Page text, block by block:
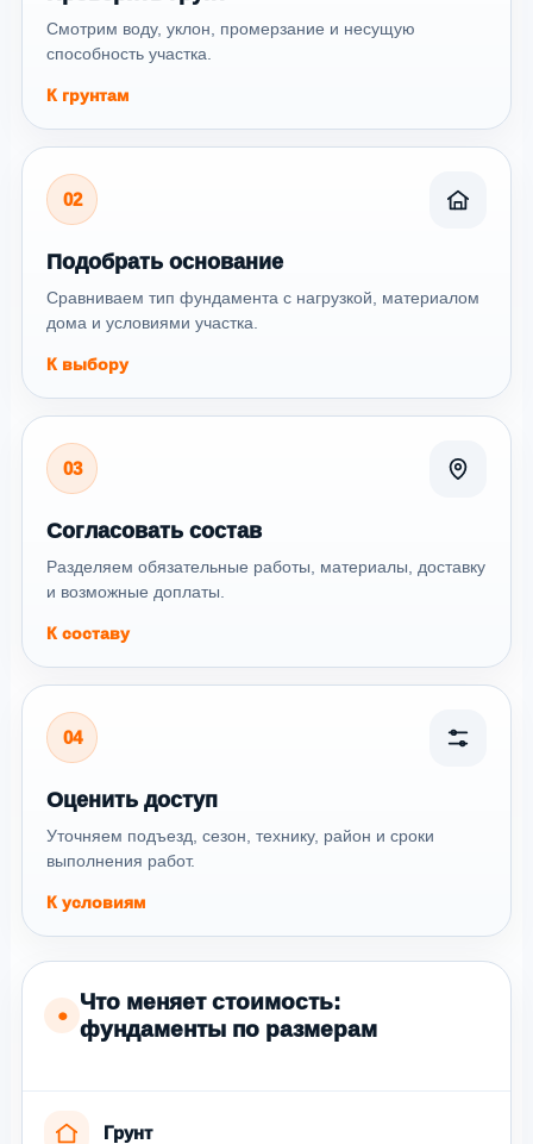
Смотрим воду, уклон, промерзание и несущую
способность участка.
К грунтам
02
Подобрать основание
Сравниваем тип фундамента с нагрузкой, материалом
дома и условиями участка.
К выбору
03
Согласовать состав
Разделяем обязательные работы, материалы, доставку
и возможные доплаты.
К составу
04
Оценить доступ
Уточняем подъезд, сезон, технику, район и сроки
выполнения работ.
К условиям
●
Что меняет стоимость:
фундаменты по размерам
Грунт